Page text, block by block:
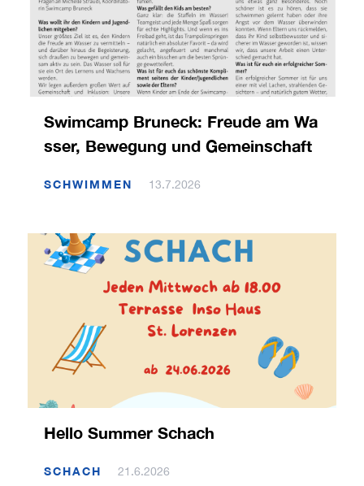
Swimcamp Bruneck: Freude am Wa
sser, Bewegung und Gemeinschaft
SCHWIMMEN 13.7.2026
Hello Summer Schach
SCHACH 21.6.2026